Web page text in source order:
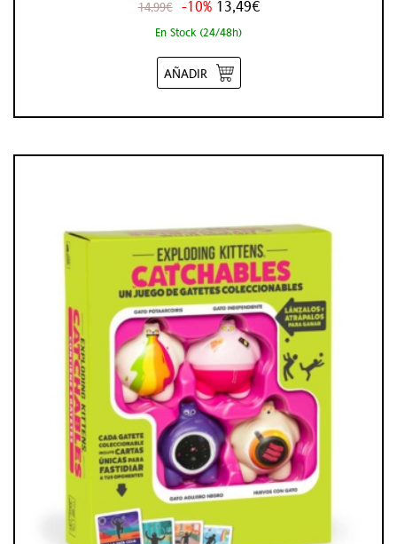
14,99€ -10% 13,49€
En Stock (24/48h)
AÑADIR